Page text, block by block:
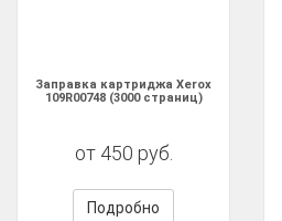
Заправка картриджа Xerox
109R00748 (3000 страниц)
от 450 руб.
Подробно